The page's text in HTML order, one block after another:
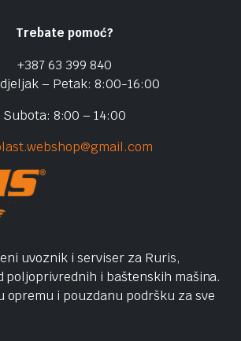
Trebate pomoć?
+387 63 399 840
– Petak: 8:00-16:00
Subota: 8:00 – 14:00
uvoznik i serviser za Ruris,
poljoprivrednih i baštenskih mašina.
opremu i pouzdanu podršku za sve